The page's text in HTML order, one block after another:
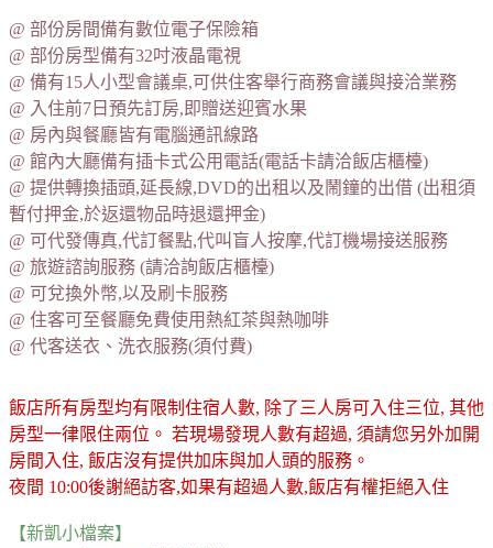
@ 部份房間備有數位電子保險箱
@ 部份房型備有32吋液晶電視
@ 備有15人小型會議桌,可供住客舉行商務會議與接洽業務
@ 入住前7日預先訂房,即贈送迎賓水果
@ 房內與餐廳皆有電腦通訊線路
@ 館內大廳備有插卡式公用電話(電話卡請洽飯店櫃檯)
@ 提供轉換插頭,延長線,DVD的出租以及鬧鐘的出借 (出租須
暫付押金,於返還物品時退還押金)
@ 可代發傳真,代訂餐點,代叫盲人按摩,代訂機場接送服務
@ 旅遊諮詢服務 (請洽詢飯店櫃檯)
@ 可兌換外幣,以及刷卡服務
@ 住客可至餐廳免費使用熱紅茶與熱咖啡
@ 代客送衣、洗衣服務(須付費)
飯店所有房型均有限制住宿人數, 除了三人房可入住三位, 其他
房型一律限住兩位。 若現場發現人數有超過, 須請您另外加開
房間入住, 飯店沒有提供加床與加人頭的服務。
夜間 10:00後謝絕訪客,如果有超過人數,飯店有權拒絕入住
【新凱小檔案】